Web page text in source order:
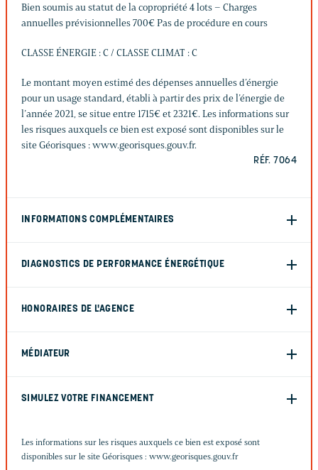
Bien soumis au statut de la copropriété 4 lots – Charges
annuelles prévisionnelles 700€ Pas de procédure en cours
CLASSE ÉNERGIE : C / CLASSE CLIMAT : C
Le montant moyen estimé des dépenses annuelles d’énergie
pour un usage standard, établi à partir des prix de l’énergie de
l’année 2021, se situe entre 1715€ et 2321€. Les informations sur
les risques auxquels ce bien est exposé sont disponibles sur le
site Géorisques : www.georisques.gouv.fr.
RÉF. 7064
INFORMATIONS COMPLÉMENTAIRES
DIAGNOSTICS DE PERFORMANCE ÉNERGÉTIQUE
HONORAIRES DE L'AGENCE
MÉDIATEUR
SIMULEZ VOTRE FINANCEMENT
Les informations sur les risques auxquels ce bien est exposé sont
disponibles sur le site Géorisques : www.georisques.gouv.fr